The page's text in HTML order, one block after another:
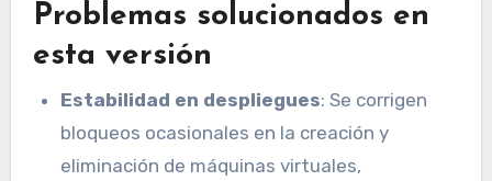
Problemas solucionados en
esta versión
Estabilidad en despliegues: Se corrigen
bloqueos ocasionales en la creación y
eliminación de máquinas virtuales,